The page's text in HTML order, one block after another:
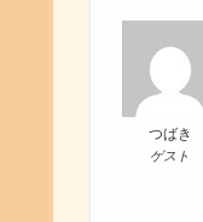
つばき
ゲスト